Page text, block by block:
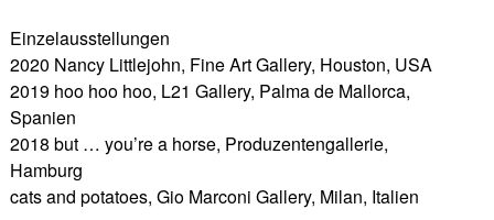
Einzelausstellungen
2020 Nancy Littlejohn, Fine Art Gallery, Houston, USA
2019 hoo hoo hoo, L21 Gallery, Palma de Mallorca,
Spanien
2018 but … you’re a horse, Produzentengallerie,
Hamburg
cats and potatoes, Gio Marconi Gallery, Milan, Italien